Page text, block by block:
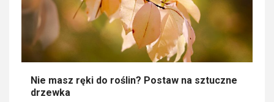
Nie masz ręki do roślin? Postaw na sztuczne
drzewka